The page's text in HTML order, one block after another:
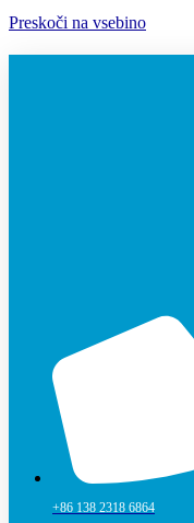
Preskoči na vsebino
+86 138 2318 6864